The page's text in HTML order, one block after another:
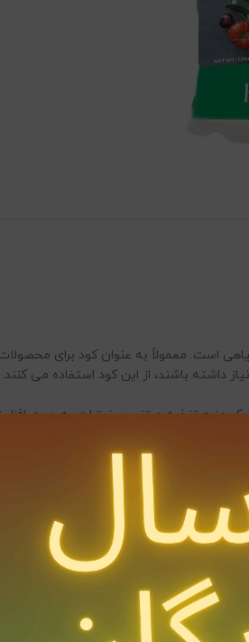
داشته باشند، از این کود استفاده می
منبع تغذیه مبتنی بر نیترات به جهت
گلخانه ای می تواند مورد استفاده قرار گیرد
به ازت و پتاسیم نیاز دارد بسیار مفید
برای خرید این کود در بسته بندی 1 کیلویی
قرار دارد . ازت موجود در کود نیترات
از رشد گیاه استفاده کرد.
همچنین میزان قند موجود در میوه ها